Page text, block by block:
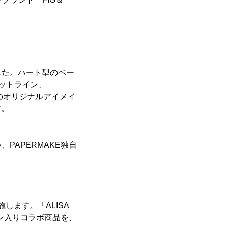
。ハート型のペー
トライン、
リジナルアイメイ
PAPERMAKE独自
します。「ALISA
りコラボ商品を、